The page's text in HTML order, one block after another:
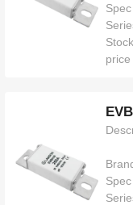
Spec
price
Spec